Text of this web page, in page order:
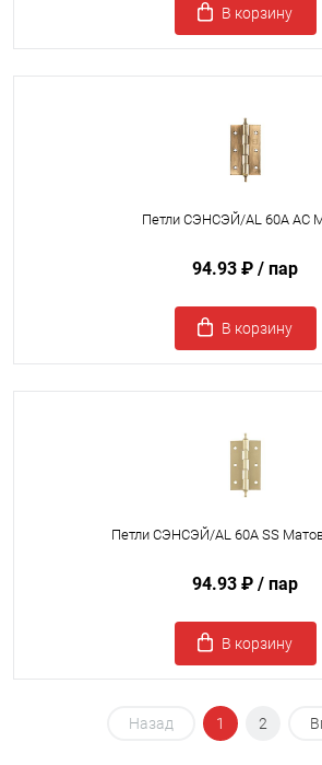
В корзину
Петли СЭНСЭЙ/AL 60A AC
94.93 ₽ / пар
В корзину
Петли СЭНСЭЙ/AL 60A SS
94.93 ₽ / пар
В корзину
Назад 1 2